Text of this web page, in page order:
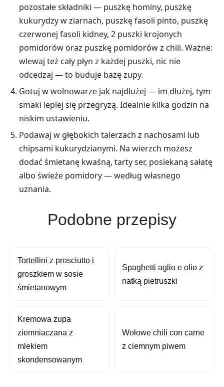
pozostałe składniki — puszkę hominy, puszkę
kukurydzy w ziarnach, puszkę fasoli pinto, puszkę
czerwonej fasoli kidney, 2 puszki krojonych
pomidorów oraz puszkę pomidorów z chili. Ważne:
wlewaj też cały płyn z każdej puszki, nic nie
odcedzaj — to buduje bazę zupy.
Gotuj w wolnowarze jak najdłużej — im dłużej, tym
smaki lepiej się przegryzą. Idealnie kilka godzin na
niskim ustawieniu.
Podawaj w głębokich talerzach z nachosami lub
chipsami kukurydzianymi. Na wierzch możesz
dodać śmietanę kwaśną, tarty ser, posiekaną sałatę
albo świeże pomidory — według własnego
uznania.
Podobne przepisy
Tortellini z prosciutto i
groszkiem w sosie
śmietanowym
Spaghetti aglio e olio z
natką pietruszki
Kremowa zupa
ziemniaczana z
mlekiem
skondensowanym
Wołowe chili con carne
z ciemnym piwem